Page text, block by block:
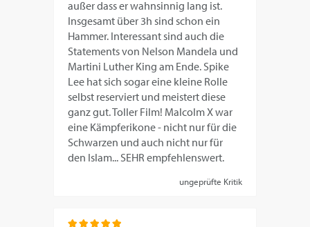
außer dass er wahnsinnig lang ist.
Insgesamt über 3h sind schon ein
Hammer. Interessant sind auch die
Statements von Nelson Mandela und
Martini Luther King am Ende. Spike
Lee hat sich sogar eine kleine Rolle
selbst reserviert und meistert diese
ganz gut. Toller Film! Malcolm X war
eine Kämpferikone - nicht nur für die
Schwarzen und auch nicht nur für
den Islam... SEHR empfehlenswert.
ungeprüfte Kritik